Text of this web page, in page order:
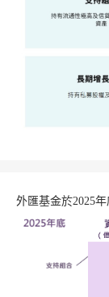
外匯基金於2025